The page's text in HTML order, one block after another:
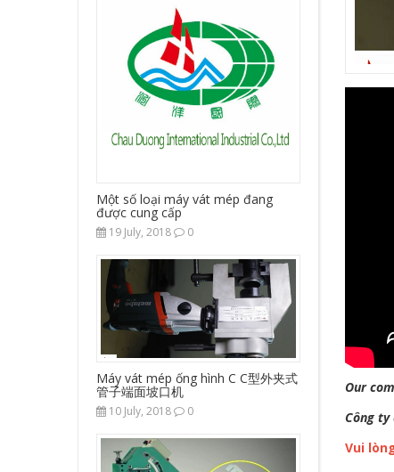
Một số loại máy vát mép đang
được cung cấp
19 July, 2018 0
Máy vát mép ống hình C C型外夹式
管子端面坡口机
10 July, 2018 0
Our
Công ty
Vui